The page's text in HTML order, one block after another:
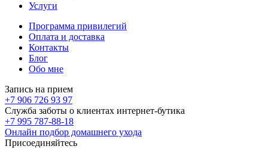
Услуги
Программа привилегий
Оплата и доставка
Контакты
Блог
Обо мне
Запись на прием
+7 906 726 93 97
Служба заботы о клиентах интернет-бутика
+7 995 787-88-18
Онлайн подбор домашнего ухода
Присоединяйтесь